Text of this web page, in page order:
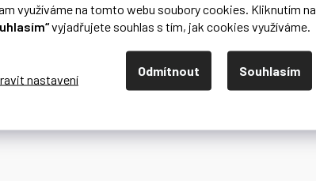
využíváme na tomto webu soubory cookies. Kliknutím na
vyjadřujete souhlas s tím, jak cookies využíváme.
Odmítnout Souhlasím